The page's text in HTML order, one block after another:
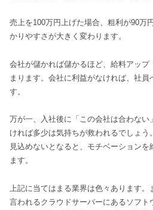
売上を100万円上げた場合、粗利が90万
かりやすさが大きく変わります。
会社が儲かれば儲かるほど、給料アッ
まります。会社に利益がなければ、社
す。
万が一、入社後に「この会社は合わな
ければ多少は気持ちが救われるでしょう
見込めないとなると、モチベーションを
ます。
上記に当てはまる業界は色々あります
言われるクラウドサーバーにあるソフト